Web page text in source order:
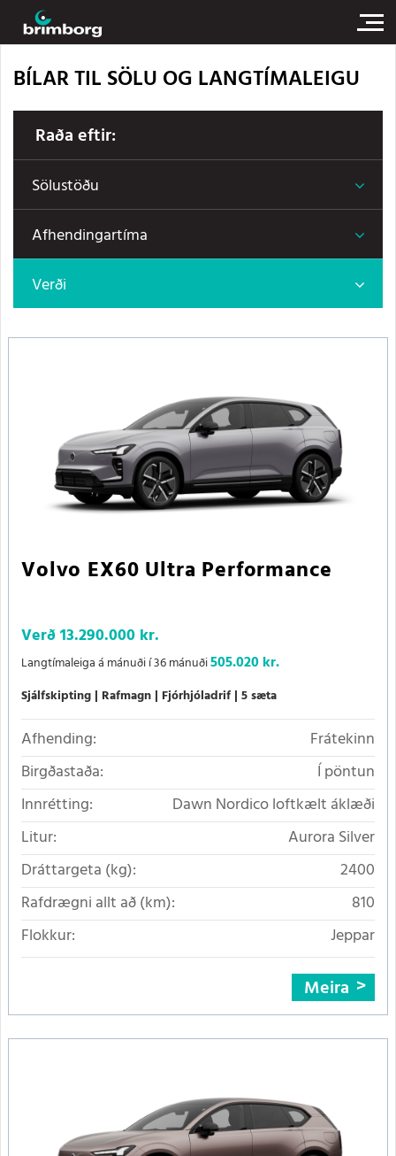
BÍLAR TIL SÖLU OG LANGTÍMALEIGU
Raða eftir:
Sölustöðu
Afhendingartíma
Verði
Volvo EX60 Ultra Performance
Verð13.290.000 kr.
Langtímaleiga á mánuði í 36 mánuði505.020 kr.
Sjálfskipting Rafmagn Fjórhjóladrif 5 sæta
Afhending:
Frátekinn
Birgðastaða:
Í pöntun
Innrétting:
Dawn Nordico loftkælt áklæði
Litur:
Aurora Silver
Dráttargeta (kg):
2400
Rafdrægni allt að (km):
810
Flokkur:
Jeppar
Meira